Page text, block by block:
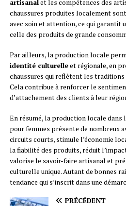
artisanalet les compétences des
chaussures produites localement
avec soin et attention, ce qui garantit
celle des produits de grande
Par ailleurs, la production locale
identité culturelleet régionale, en
chaussures qui reflètent les
Cela contribue à renforcer le
d’attachement des clients à leur
En résumé, la production locale dans
pour femmes présente de nombreux
circuits courts, stimule l’économie
la fiabilité des produits, réduit
valorise le savoir-faire artisanal et
culturelle unique. Autant de bonnes
tendance qui s’inscrit dans une
PRÉCÉDENT